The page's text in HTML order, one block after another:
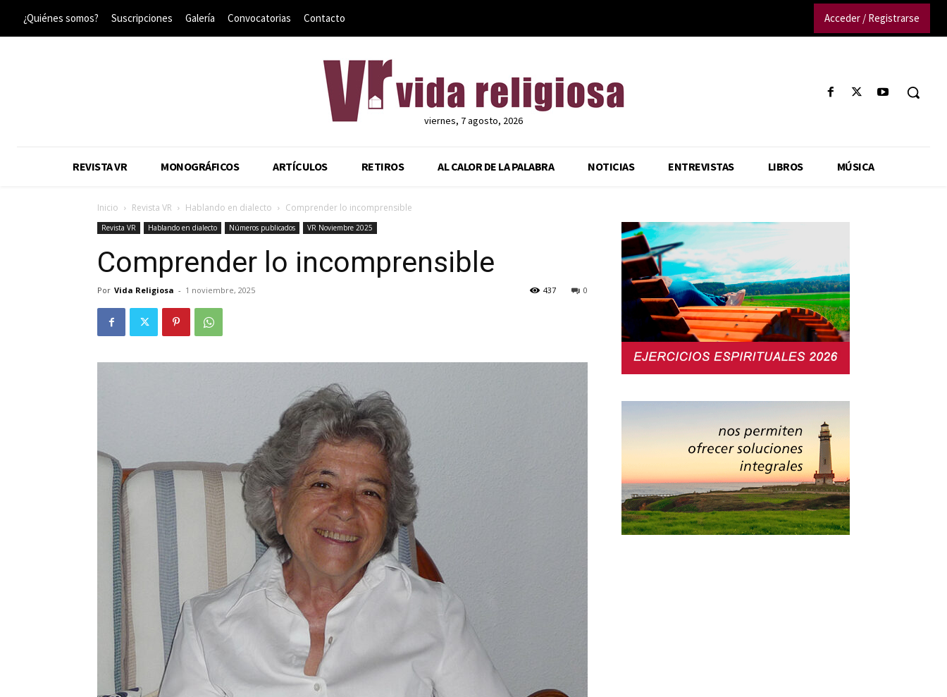
¿Quiénes somos? Suscripciones Galería Convocatorias Contacto Acceder / Registrarse
viernes, 7 agosto, 2026
REVISTA VR MONOGRÁFICOS ARTÍCULOS RETIROS AL CALOR DE LA PALABRA NOTICIAS ENTREVISTAS LIBROS MÚSICA
Inicio Revista VR Hablando en dialecto Comprender lo incomprensible
Revista VR Hablando en dialecto Números publicados VR Noviembre 2025
Comprender lo incomprensible
Por Vida Religiosa - 1 noviembre, 2025 0
437